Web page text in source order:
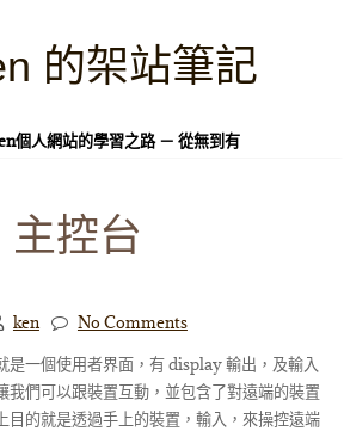
的架站筆記
個人網站的學習之路 － 從無到有
主控台
ken
No Comments
是一個使用者界面，有 display 輸出，及輸入
我們可以跟裝置互動，並包含了對遠端的裝置
目的就是透過手上的裝置，輸入，來操控遠端